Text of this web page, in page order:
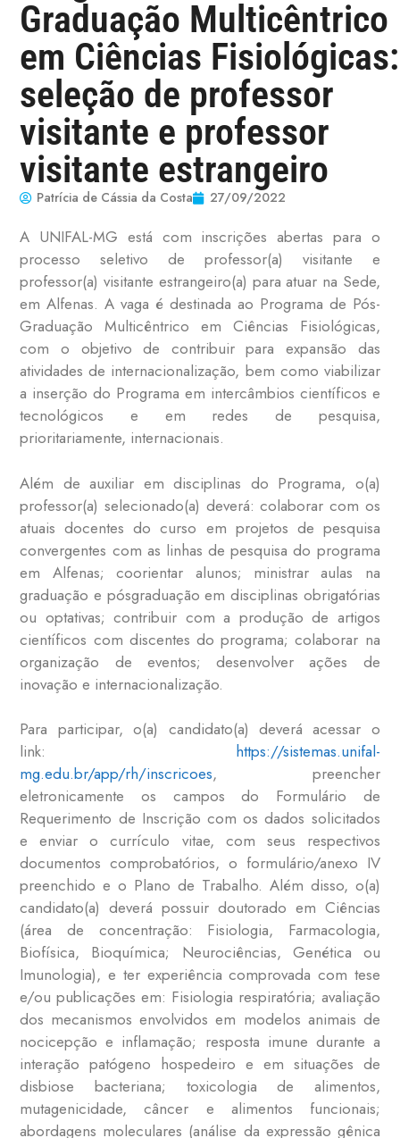
Graduação Multicêntrico
em Ciências Fisiológicas:
seleção de professor
visitante e professor
visitante estrangeiro
Patrícia de Cássia da Costa 27/09/2022
A UNIFAL-MG está com inscrições abertas para o
processo seletivo de professor(a) visitante e
professor(a) visitante estrangeiro(a) para atuar na Sede,
em Alfenas. A vaga é destinada ao Programa de Pós-
Graduação Multicêntrico em Ciências Fisiológicas,
com o objetivo de contribuir para expansão das
atividades de internacionalização, bem como viabilizar
a inserção do Programa em intercâmbios científicos e
tecnológicos e em redes de pesquisa,
prioritariamente, internacionais.
Além de auxiliar em disciplinas do Programa, o(a)
professor(a) selecionado(a) deverá: colaborar com os
atuais docentes do curso em projetos de pesquisa
convergentes com as linhas de pesquisa do programa
em Alfenas; coorientar alunos; ministrar aulas na
graduação e pósgraduação em disciplinas obrigatórias
ou optativas; contribuir com a produção de artigos
científicos com discentes do programa; colaborar na
organização de eventos; desenvolver ações de
inovação e internacionalização.
Para participar, o(a) candidato(a) deverá acessar o
link: https://sistemas.unifal-
mg.edu.br/app/rh/inscricoes, preencher
eletronicamente os campos do Formulário de
Requerimento de Inscrição com os dados solicitados
e enviar o currículo vitae, com seus respectivos
documentos comprobatórios, o formulário/anexo IV
preenchido e o Plano de Trabalho. Além disso, o(a)
candidato(a) deverá possuir doutorado em Ciências
(área de concentração: Fisiologia, Farmacologia,
Biofísica, Bioquímica; Neurociências, Genética ou
Imunologia), e ter experiência comprovada com tese
e/ou publicações em: Fisiologia respiratória; avaliação
dos mecanismos envolvidos em modelos animais de
nocicepção e inflamação; resposta imune durante a
interação patógeno hospedeiro e em situações de
disbiose bacteriana; toxicologia de alimentos,
mutagenicidade, câncer e alimentos funcionais;
abordagens moleculares (análise da expressão gênica